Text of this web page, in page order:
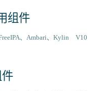
组件
Ambari Kylin V10